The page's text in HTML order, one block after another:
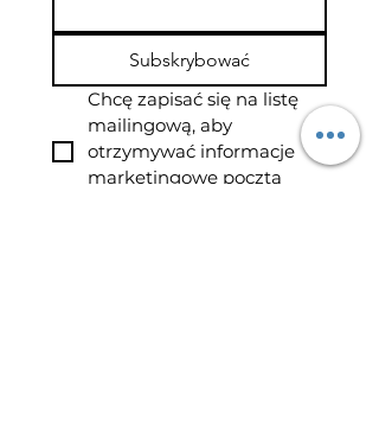
Subskrybować
Chcę zapisać się na listę
mailingową, aby
otrzymywać informacje
marketingowe pocztą